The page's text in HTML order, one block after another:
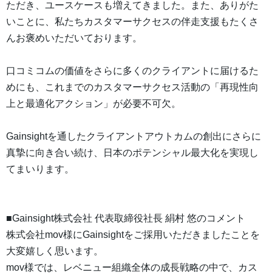
ただき、ユースケースも増えてきました。また、ありがた
いことに、私たちカスタマーサクセスの伴走支援もたくさ
んお褒めいただいております。
口コミコムの価値をさらに多くのクライアントに届けるた
めにも、これまでのカスタマーサクセス活動の「再現性向
上と最適化アクション」が必要不可欠。
Gainsightを通したクライアントアウトカムの創出にさらに
真摯に向き合い続け、日本のポテンシャル最大化を実現し
てまいります。
■Gainsight株式会社 代表取締役社長 絹村 悠のコメント
株式会社mov様にGainsightをご採用いただきましたことを
大変嬉しく思います。
mov様では、レベニュー組織全体の成長戦略の中で、カス